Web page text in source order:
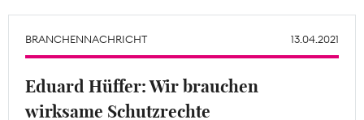
Mitgliederbereich
BRANCHENNACHRICHT 13.04.2021
Eduard Hüffer: Wir brauchen
wirksame Schutzrechte